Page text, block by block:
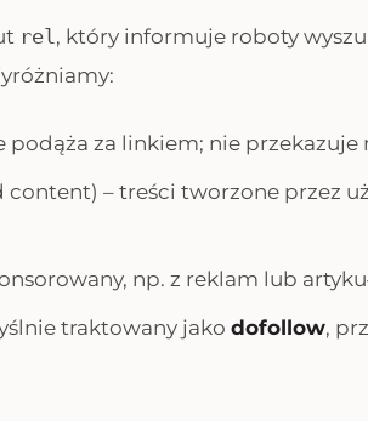
rel, który informuje roboty
podąża za linkiem; nie przekazuje
content) – treści tworzone przez
np. z reklam lub
traktowany jako dofollow,